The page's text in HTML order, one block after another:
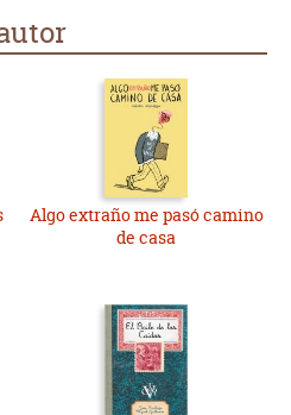
Algo extraño me pasó camino
de casa